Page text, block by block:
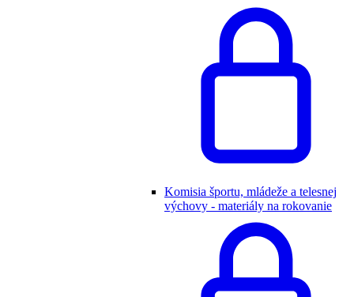
Komisia športu, mládeže a telesnej
výchovy - materiály na rokovanie